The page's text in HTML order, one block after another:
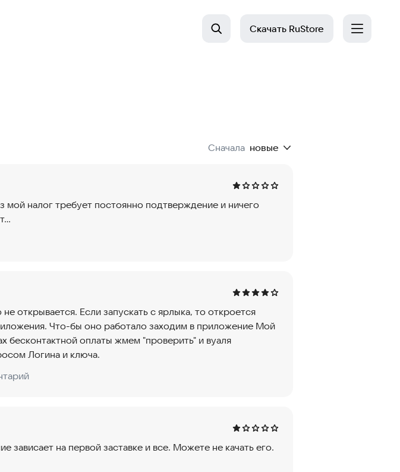
Скачать RuStore
Сначала новые
мой налог требует постоянно подтверждение и ничего
открывается. Если запускать с ярлыка, то откроется
Что-бы оно работало заходим в приложение Мой
бесконтактной оплаты жмем "проверить" и вуаля
Логина и ключа.
зависает на первой заставке и все. Можете не качать его.